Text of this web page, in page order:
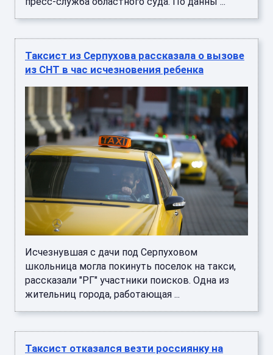
Таксист из Серпухова рассказала о вызове
из СНТ в час исчезновения ребенка
Исчезнувшая с дачи под Серпуховом
школьница могла покинуть поселок на такси,
рассказали "РГ" участники поисков. Одна из
жительниц города, работающая ...
Таксист отказался везти россиянку на